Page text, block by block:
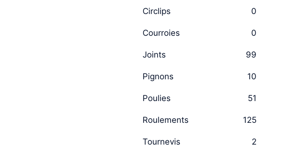
Circlips 0
Courroies 0
Joints 99
Pignons 10
Poulies 51
Roulements 125
Tournevis 2